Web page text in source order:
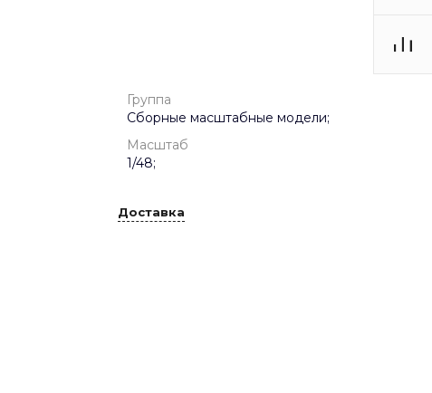
Группа
Сборные масштабные модели;
Масштаб
1/48;
Доставка